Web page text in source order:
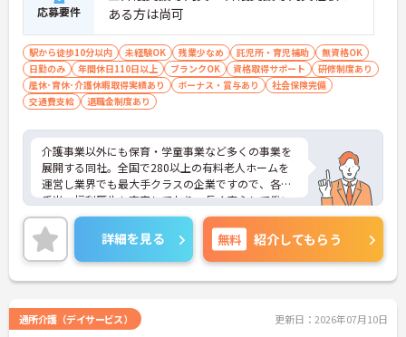
応募要件
ある方は尚可
駅から徒歩10分以内 未経験OK 残業少なめ 託児所・育児補助
無資格OK
日勤のみ
年間休日110日以上 ブランクOK 資格取得サポート
研修制度あり
産休･育休･介護休暇取得実績あり
ボーナス・賞与あり
社会保険完備
交通費支給
退職金制度あり
介護事業以外にも保育・学童事業など多くの事業を
展開する同社。全国で280以上の有料老人ホームを
運営し業界でも最大手クラスの企業ですので、各種
手当、福利厚生も充実しており、長く安心して働い
ていただける環境です。ご興味ある方には、面接対
策ポイントなど、さらに詳細をお話しいたしますの
でお気軽にご相談ください。
詳細を見る 無料 紹介してもらう
通所介護（デイサービス） 更新日：2026年07月10日